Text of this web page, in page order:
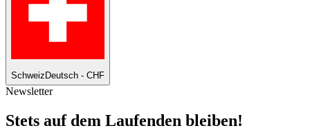
Schweiz Deutsch - CHF
Newsletter
Stets auf dem Laufenden bleiben!